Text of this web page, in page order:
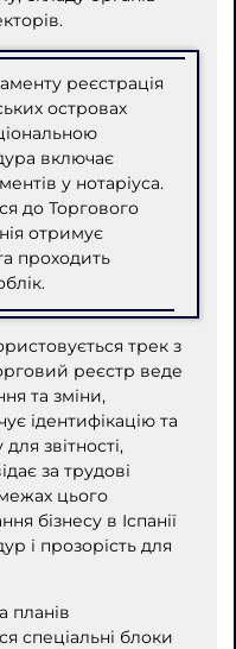
реєстрація
островах
включає
у нотаріуса.
до Торгового
отримує
проходить
трек з
реєстр веде
та зміни,
ідентифікацію та
звітності,
за трудові
цього
бізнесу в Іспанії
і прозорість для
планів
спеціальні блоки